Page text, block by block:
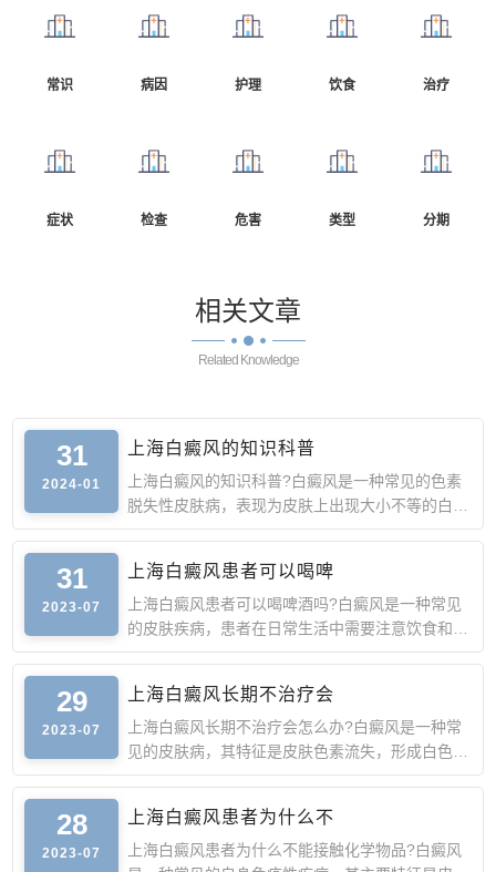
常识 病因 护理 饮食 治疗
症状 检查 危害 类型 分期
相关文章
Related Knowledge
31
2024-01
上海白癜风的知识科普
上海白癜风的知识科普?白癜风是一种常见的色素
脱失性皮肤病，表现为皮肤上出现大小不等的白
斑。白斑可以出现在
31
2023-07
上海白癜风患者可以喝啤
上海白癜风患者可以喝啤酒吗?白癜风是一种常见
的皮肤疾病，患者在日常生活中需要注意饮食和生
活习惯的调整。那
29
2023-07
上海白癜风长期不治疗会
上海白癜风长期不治疗会怎么办?白癜风是一种常
见的皮肤病，其特征是皮肤色素流失，形成白色斑
块。白癜风本身虽
28
2023-07
上海白癜风患者为什么不
上海白癜风患者为什么不能接触化学物品?白癜风